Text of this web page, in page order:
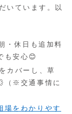
いています。以
・休日も追加料
も安心😊
カバーし、草
（※交通事情に
場をわかりやす